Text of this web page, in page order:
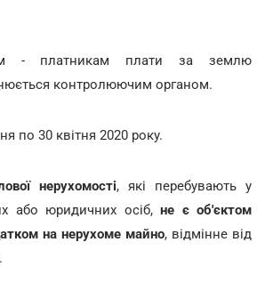
- платникам плати за землю
контролюючим органом.
по 30 квітня 2020 року.
нерухомості, які перебувають у
або юридичних осіб,не є об'єктом
на нерухоме майно, відмінне від